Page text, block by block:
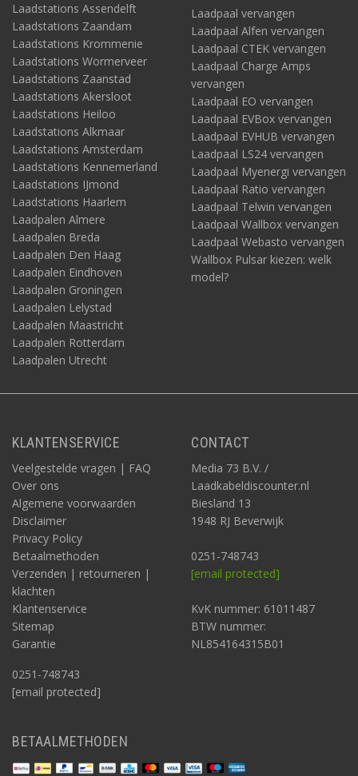
Laadstations Assendelft
Laadstations Zaandam
Laadstations Krommenie
Laadstations Wormerveer
Laadstations Zaanstad
Laadstations Akersloot
Laadstations Heiloo
Laadstations Alkmaar
Laadstations Amsterdam
Laadstations Kennemerland
Laadstations IJmond
Laadstations Haarlem
Laadpalen Almere
Laadpalen Breda
Laadpalen Den Haag
Laadpalen Eindhoven
Laadpalen Groningen
Laadpalen Lelystad
Laadpalen Maastricht
Laadpalen Rotterdam
Laadpalen Utrecht
Laadpaal vervangen
Laadpaal Alfen vervangen
Laadpaal CTEK vervangen
Laadpaal Charge Amps
vervangen
Laadpaal EO vervangen
Laadpaal EVBox vervangen
Laadpaal EVHUB vervangen
Laadpaal LS24 vervangen
Laadpaal Myenergi vervangen
Laadpaal Ratio vervangen
Laadpaal Telwin vervangen
Laadpaal Wallbox vervangen
Laadpaal Webasto vervangen
Wallbox Pulsar kiezen: welk
model?
KLANTENSERVICE
Veelgestelde vragen | FAQ
Over ons
Algemene voorwaarden
Disclaimer
Privacy Policy
Betaalmethoden
Verzenden | retourneren |
klachten
Klantenservice
Sitemap
Garantie
0251-748743
[email protected]
CONTACT
Media 73 B.V. /
Laadkabeldiscounter.nl
Biesland 13
1948 RJ Beverwijk
0251-748743
[email protected]
KvK nummer: 61011487
BTW nummer:
NL854164315B01
BETAALMETHODEN